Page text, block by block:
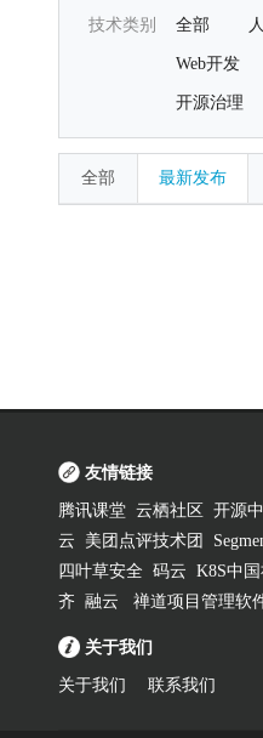
技术类别 全部
Web开发
开源治理
全部 最新发布
友情链接
腾讯课堂 云栖社区 开源
云
美团点评技术团
四叶草安全 码云 K8S中国
齐 融云 禅道项目管理软
关于我们
关于我们 联系我们